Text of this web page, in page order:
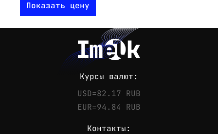
Показать цену
Курсы валют:
USD=82.17 RUB
EUR=94.84 RUB
Контакты: